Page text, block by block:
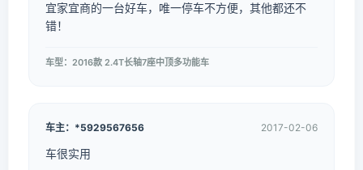
宜家宜商的一台好车，唯一停车不方便，其他都还不
错！
车型：2016款 2.4T长轴7座中顶多功能车
车主：*5929567656 2017-02-06
车很实用